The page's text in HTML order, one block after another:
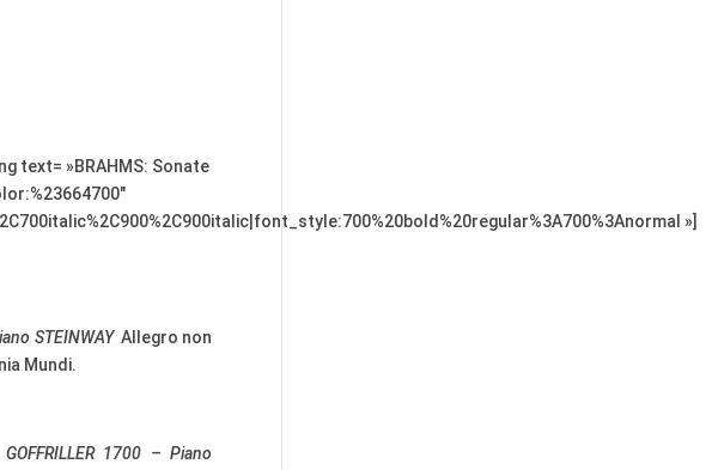
text= »BRAHMS: Sonate
»]
STEINWAY Allegro non
Mundi.
1700 – Piano